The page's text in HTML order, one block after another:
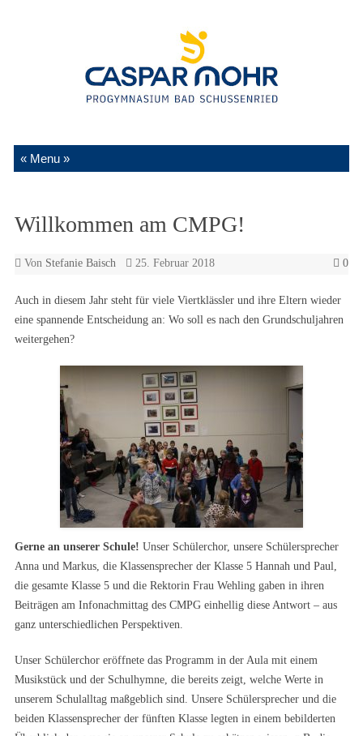
Zum Inhalt springen
Willkommen am CMPG!
Von Stefanie Baisch 25. Februar 2018 0
Auch in diesem Jahr steht für viele Viertklässler und ihre Eltern wieder
eine spannende Entscheidung an: Wo soll es nach den Grundschuljahren
weitergehen?
Gerne an unserer Schule! Unser Schülerchor, unsere Schülersprecher
Anna und Markus, die Klassensprecher der Klasse 5 Hannah und Paul,
die gesamte Klasse 5 und die Rektorin Frau Wehling gaben in ihren
Beiträgen am Infonachmittag des CMPG einhellig diese Antwort – aus
ganz unterschiedlichen Perspektiven.
Unser Schülerchor eröffnete das Programm in der Aula mit einem
Musikstück und der Schulhymne, die bereits zeigt, welche Werte in
unserem Schulalltag maßgeblich sind. Unsere Schülersprecher und die
beiden Klassensprecher der fünften Klasse legten in einem bebilderten